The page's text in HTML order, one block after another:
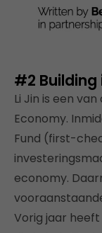
#2
Li Jin is een
Economy.
Fund (first-
economy.
Vorig jaar heeft